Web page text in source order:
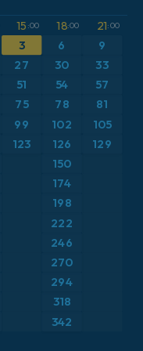
15 :00 18:00 21:00
3 6 9
27 30
33
51 54
57
75 78
81
99 102
105
123 126
129
150
174
198
222
246
270
294
318
342